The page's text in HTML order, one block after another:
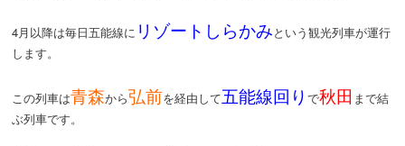
4月以降は毎日五能線に リゾートしらかみという観光列車が運行
します。
この列車は青森から弘前を経由して五能線回りで秋田 まで結
ぶ列車です。